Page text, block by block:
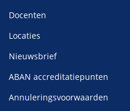
Docenten
Locaties
Nieuwsbrief
ABAN accreditatiepunten
Annuleringsvoorwaarden